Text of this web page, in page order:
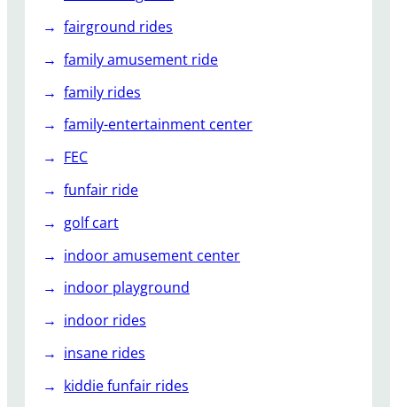
fairground rides
family amusement ride
family rides
family-entertainment center
FEC
funfair ride
golf cart
indoor amusement center
indoor playground
indoor rides
insane rides
kiddie funfair rides